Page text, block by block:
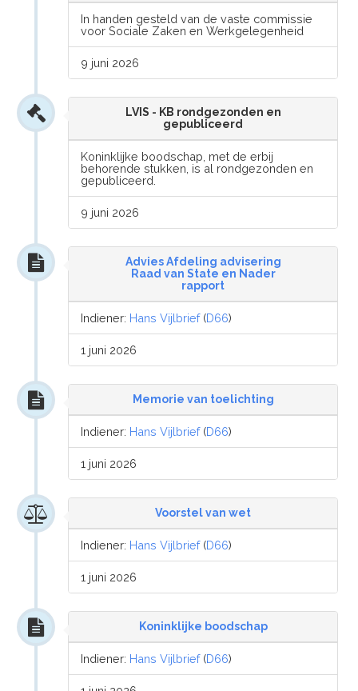
In handen gesteld van de vaste commissie
voor Sociale Zaken en Werkgelegenheid
9 juni 2026
LVIS - KB rondgezonden en
gepubliceerd
Koninklijke boodschap, met de erbij
behorende stukken, is al rondgezonden en
gepubliceerd.
9 juni 2026
Advies Afdeling advisering
Raad van State en Nader
rapport
Indiener: Hans Vijlbrief(D66)
1 juni 2026
Memorie van toelichting
Indiener: Hans Vijlbrief(D66)
1 juni 2026
Voorstel van wet
Indiener: Hans Vijlbrief(D66)
1 juni 2026
Koninklijke boodschap
Indiener: Hans Vijlbrief(D66)